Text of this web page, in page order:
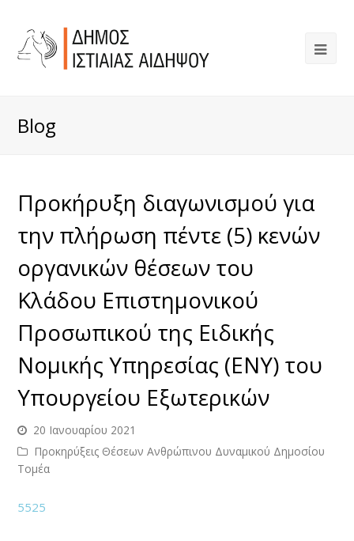
Blog
Προκήρυξη διαγωνισμού για
την πλήρωση πέντε (5) κενών
οργανικών θέσεων του
Κλάδου Επιστημονικού
Προσωπικού της Ειδικής
Νομικής Υπηρεσίας (ΕΝΥ) του
Υπουργείου Εξωτερικών
20 Ιανουαρίου 2021
Προκηρύξεις Θέσεων Ανθρώπινου Δυναμικού Δημοσίου
Τομέα
5525